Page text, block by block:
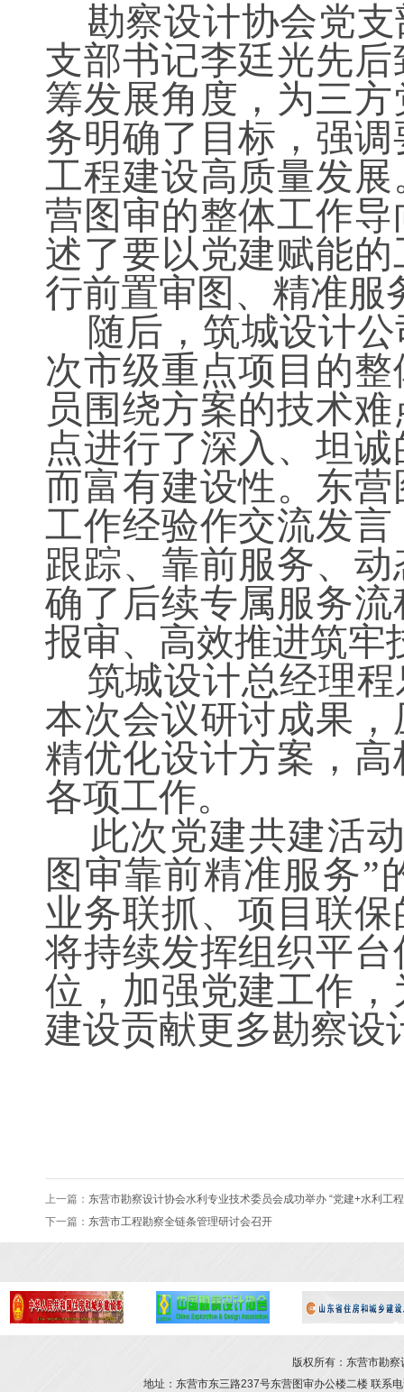
勘察设计协会党支
支部书记李廷光先
筹发展角度，为三
务明确了目标，强
工程建设高质量发
营图审的整体工作
述了要以党建赋能
行前置审图、精准服
随后，筑城设计公
次市级重点项目的
员围绕方案的技术
点进行了深入、坦
而富有建设性。 东
工作经验作交流发
跟踪、靠前服务、
确了后续专属服务
报审、高效推进筑牢
筑城设计总经理程
本次会议研讨成果
精优化设计方案，
各项工作。
此次党建共建活
图审靠前精准服务”
业务联抓、项目联
将持续发挥组织平
位，加强党建工作
建设贡献更多勘察设
上一篇： 东营市勘察设计协会水利专业技术委员会成功举办 “党建+水利工
下一篇： 东营市工程勘察全链条管理研讨会召开
版权所有：东营市勘
地址：东营市东三路237号东营图审办公楼二楼 联系